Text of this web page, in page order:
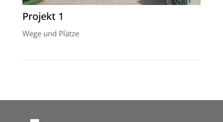
Projekt 1
Wege und Plätze